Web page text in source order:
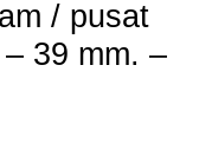
/ pusat
39 mm. –